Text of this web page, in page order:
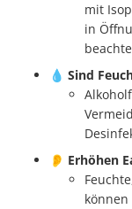
mit
in
💧 Sind
👂 Erhöhen
können